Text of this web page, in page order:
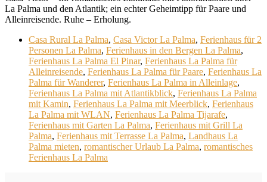
La Palma und den Atlantik; ein echter Geheimtipp für Paare und
Alleinreisende. Ruhe – Erholung.
Casa Rural La Palma, Casa Victor La Palma, Ferienhaus für 2
Personen La Palma, Ferienhaus in den Bergen La Palma,
Ferienhaus La Palma El Pinar, Ferienhaus La Palma für
Alleinreisende, Ferienhaus La Palma für Paare, Ferienhaus La
Palma für Wanderer, Ferienhaus La Palma in Alleinlage,
Ferienhaus La Palma mit Atlantikblick, Ferienhaus La Palma
mit Kamin, Ferienhaus La Palma mit Meerblick, Ferienhaus
La Palma mit WLAN, Ferienhaus La Palma Tijarafe,
Ferienhaus mit Garten La Palma, Ferienhaus mit Grill La
Palma, Ferienhaus mit Terrasse La Palma, Landhaus La
Palma mieten, romantischer Urlaub La Palma, romantisches
Ferienhaus La Palma